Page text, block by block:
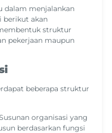
dalam menjalankan
berikut akan
struktur
pekerjaan maupun
beberapa struktur
organisasi yang
berdasarkan fungsi